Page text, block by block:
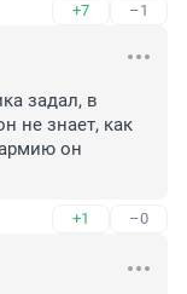
+7 –1
задал, в
не знает, как
он
+1 –0